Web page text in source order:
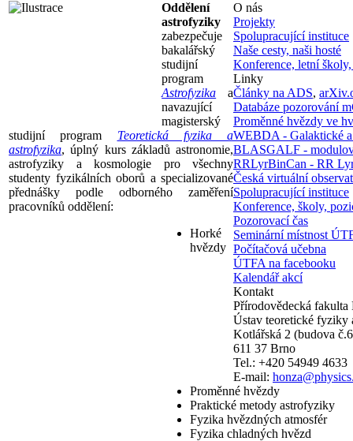
O nás
Projekty
Spolupracující instituce
Naše cesty, naši hosté
Konference, letní
Linky
Články na ADS,
Databáze pozorování
Proměnné hvězdy ve
WEBDA - Galaktické
BLASGALF -
RRLyrBinCan - RR
Česká virtuální
Spolupracující instituce
Konference, školy,
Pozorovací čas
Seminární místnost
Počítačová učebna
ÚTFA na facebooku
Kalendář akcí
Kontakt
Přírodovědecká
Ústav teoretické fyziky
Kotlářská 2 (budova
611 37 Brno
Tel.: +420 54949 4633
E-mail:
Oddělení
astrofyziky
zabezpečuje
bakalářský
studijní
program
Astrofyzika a
navazující
magisterský
studijní program Teoretická fyzika a
astrofyzika, úplný kurs základů astronomie,
astrofyziky a kosmologie pro všechny
studenty fyzikálních oborů a specializované
přednášky podle odborného zaměření
pracovníků oddělení:
Horké
hvězdy
Proměnné hvězdy
Praktické metody astrofyziky
Fyzika hvězdných atmosfér
Fyzika chladných hvězd